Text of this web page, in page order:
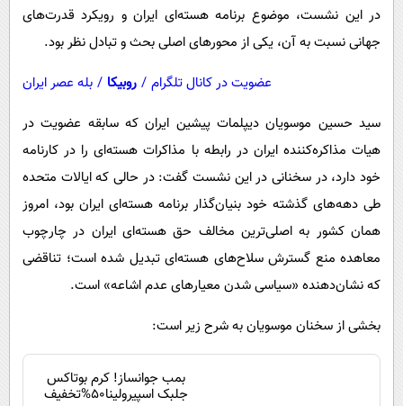
در این نشست، موضوع برنامه هسته‌ای ایران و رویکرد قدرت‌های
جهانی نسبت به آن، یکی از محورهای اصلی بحث و تبادل نظر بود.
عضویت در کانال تلگرام / روبیکا / بله عصر ایران
سید حسین موسویان دیپلمات پیشین ایران که سابقه عضویت در
هیات مذاکره‌کننده ایران در رابطه با مذاکرات هسته‌ای را در کارنامه
خود دارد، در سخنانی در این نشست گفت: در حالی که ایالات متحده
طی دهه‌های گذشته خود بنیان‌گذار برنامه هسته‌ای ایران بود، امروز
همان کشور به اصلی‌ترین مخالف حق هسته‌ای ایران در چارچوب
معاهده منع گسترش سلاح‌های هسته‌ای تبدیل شده است؛ تناقضی
که نشان‌دهنده «سیاسی شدن معیارهای عدم اشاعه» است.
بخشی از سخنان موسویان به شرح زیر است:
بمب جوانساز! کرم بوتاکس
جلبک اسپیرولینا50%تخفیف